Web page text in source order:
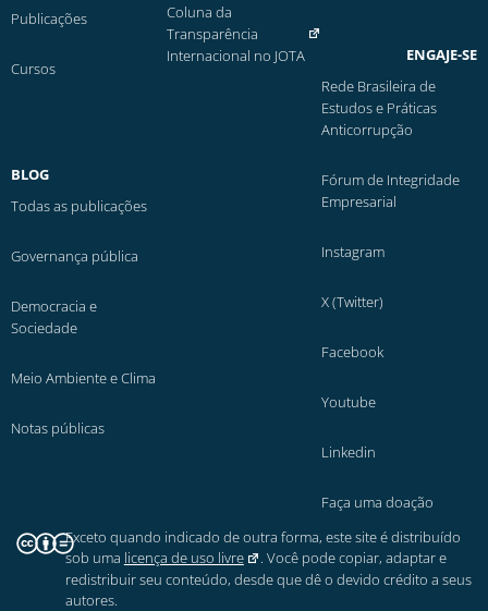
Publicações
Cursos
BLOG
Todas as publicações
Governança pública
Democracia e
Sociedade
Meio Ambiente e Clima
Notas públicas
Coluna da
Transparência
Internacional no JOTA
ENGAJE-SE
Rede Brasileira de
Estudos e Práticas
Anticorrupção
Fórum de Integridade
Empresarial
Instagram
X (Twitter)
Facebook
Youtube
Linkedin
Faça uma doação
Exceto quando indicado de outra forma, este site é distribuído
sob uma licença de uso livre
. Você pode copiar, adaptar e
redistribuir seu conteúdo, desde que dê o devido crédito a seus
autores.